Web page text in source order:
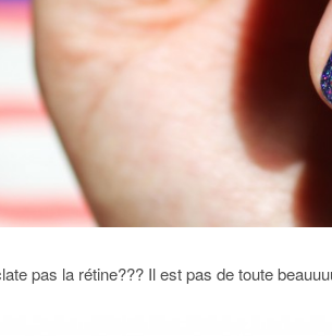
pas la rétine??? Il est pas de toute